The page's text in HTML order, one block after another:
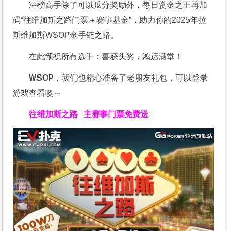
冲榜高手除了可以瓜分奖励外，每日赏金之王再加
码“往维加斯之路门票＋赛事基金”，助力你的2025年拉
斯维加斯WSOP金手链之路。
在此预祝所有选手：喜获头奖，鸿运满堂！
WSOP ，我们也精心准备了老朋友礼包，可以登录
游戏查看噢～
往维加斯之路 主赛事门票免费送